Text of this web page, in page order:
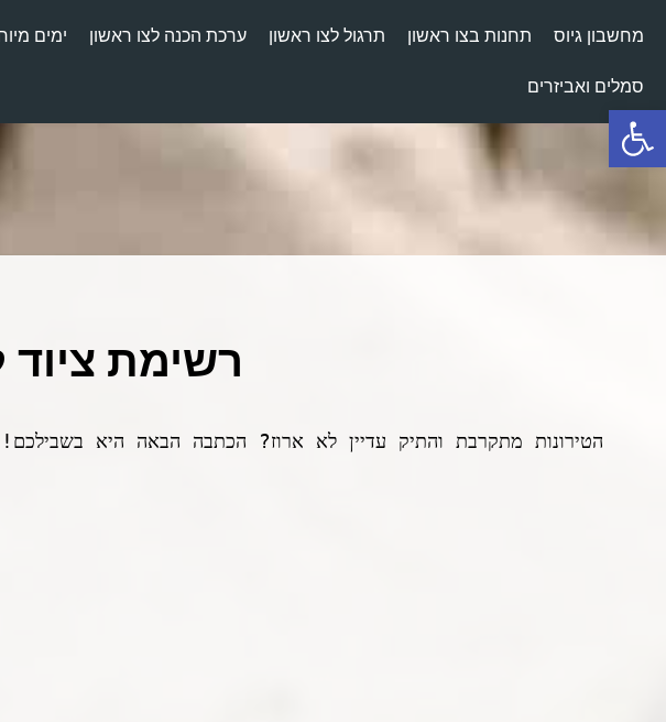
פתח סרגל נגישות
מחשבון גיוס תחנות בצו ראשון תרגול לצו ראשון ערכת הכנה לצו ראשון ימים
סמלים ואביזרים
רשימת ציוד
הטירונות מתקרבת והתיק עדיין לא ארוז? הכתבה הבאה היא בשבילכם!